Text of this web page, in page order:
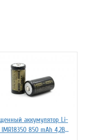
аккумулятор Li-
850 mAh 4,2В